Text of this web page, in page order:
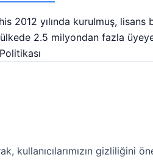
2012 yılında kurulmuş,
2.5 milyondan fazla
kullanıcılarımızın gizliliğini